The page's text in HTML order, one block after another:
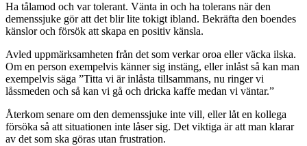
Ha tålamod och var tolerant. Vänta in och ha tolerans när den
demenssjuke gör att det blir lite tokigt ibland. Bekräfta den boendes
känslor och försök att skapa en positiv känsla.
Avled uppmärksamheten från det som verkar oroa eller väcka ilska.
Om en person exempelvis känner sig instäng, eller inlåst så kan man
exempelvis säga ”Titta vi är inlåsta tillsammans, nu ringer vi
låssmeden och så kan vi gå och dricka kaffe medan vi väntar.”
Återkom senare om den demenssjuke inte vill, eller låt en kollega
försöka så att situationen inte låser sig. Det viktiga är att man klarar
av det som ska göras utan frustration.